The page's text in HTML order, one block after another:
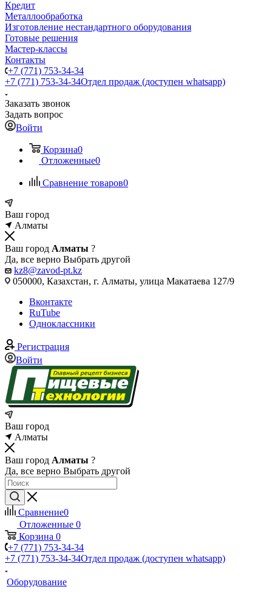
Кредит
Металлообработка
Изготовление нестандартного оборудования
Готовые решения
Мастер-классы
Контакты
+7 (771) 753-34-34
+7 (771) 753-34-34Отдел продаж (доступен whatsapp)
Заказать звонок
Задать вопрос
Войти
Корзина0
Отложенные0
Сравнение товаров0
Ваш город
Алматы
Ваш город Алматы ?
Да, все верно Выбрать другой
kz8@zavod-pt.kz
050000, Казахстан, г. Алматы, улица Макатаева 127/9
Вконтакте
RuTube
Одноклассники
Регистрация
Войти
Ваш город
Алматы
Ваш город Алматы ?
Да, все верно Выбрать другой
Сравнение0
Отложенные 0
Корзина 0
+7 (771) 753-34-34
+7 (771) 753-34-34Отдел продаж (доступен whatsapp)
Оборудование